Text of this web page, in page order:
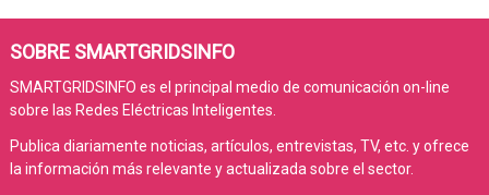
SOBRE SMARTGRIDSINFO
SMARTGRIDSINFO es el principal medio de comunicación on-line
sobre las Redes Eléctricas Inteligentes.
Publica diariamente noticias, artículos, entrevistas, TV, etc. y ofrece
la información más relevante y actualizada sobre el sector.